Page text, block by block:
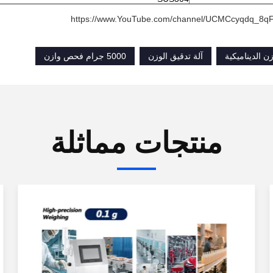
https://www.YouTube.com/channel/
الديناميكية
آلة تدقيق الوزن 5000 جرام فحص وازن
منتجات مماثلة